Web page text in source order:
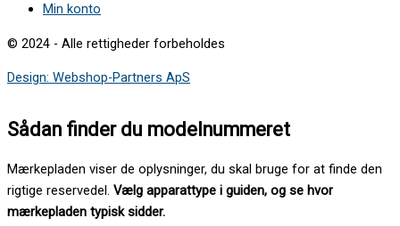
Min konto
© 2024 - Alle rettigheder forbeholdes
Design: Webshop-Partners ApS
Sådan finder du modelnummeret
Mærkepladen viser de oplysninger, du skal bruge for at finde den
rigtige reservedel. Vælg apparattype i guiden, og se hvor
mærkepladen typisk sidder.